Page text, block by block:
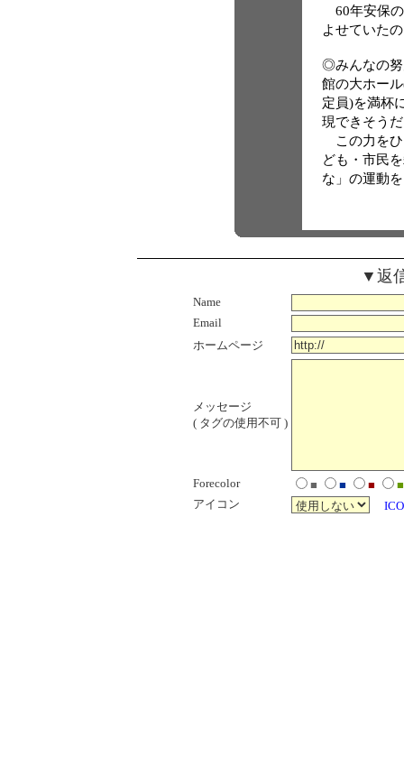
60年安保の
よせていた
◎みんなの努
館の大ホー
定員)を満杯
現できそう
この力をひ
ども・市民
な」の運動
▼返
Name
Email
ホームページ
メッセージ
( タグの使用不可 )
Forecolor ■ ■ ■
■
アイコン